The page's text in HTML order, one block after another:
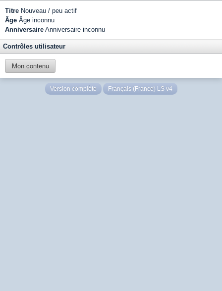
Titre Nouveau / peu actif
Âge Âge inconnu
Anniversaire Anniversaire inconnu
Contrôles utilisateur
Mon contenu
Version complète Français (France) LS v4